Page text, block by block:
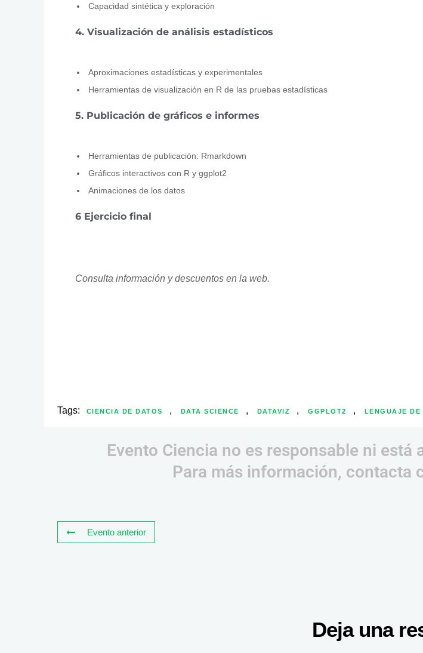
Capacidad sintética y exploración
4. Visualización de análisis estadísticos
Aproximaciones estadísticas y experimentales
Herramientas de visualización en R de las pruebas estadísticas
5. Publicación de gráficos e informes
Herramientas de publicación: Rmarkdown
Gráficos interactivos con R y ggplot2
Animaciones de los datos
6 Ejercicio final
Consulta información y descuentos en la web.
Tags: CIENCIA DE DATOS , DATA SCIENCE , DATAVIZ , GGPLOT2 , LENGUAJE DE
Evento Ciencia no es responsable ni
Para más información, contacta
Evento anterior
Deja una